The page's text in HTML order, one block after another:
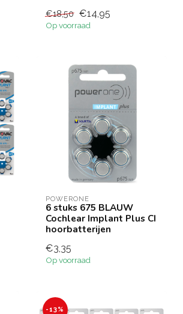
€18,50 €14,95
Op voorraad
POWERONE
6 stuks 675 BLAUW
Cochlear Implant Plus CI
hoorbatterijen
€3,35
Op voorraad
-13%